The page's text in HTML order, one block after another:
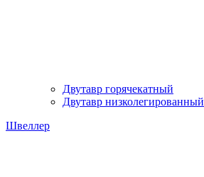
Двутавр горячекатный
Двутавр низколегированный
Швеллер